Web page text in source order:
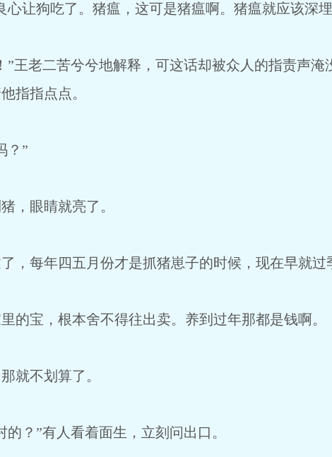
让狗吃了。猪瘟，这可是猪瘟啊。猪瘟就应该深
老二苦兮兮地解释，可这话却被众人的指责声淹
指指点点。
”
眼睛就亮了。
每年四五月份才是抓猪崽子的时候，现在早就过
宝，根本舍不得往出卖。养到过年那都是钱啊。
不划算了。
？”有人看着面生，立刻问出口。